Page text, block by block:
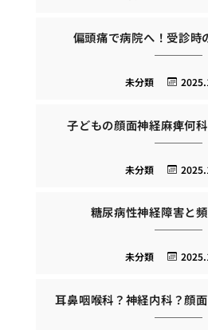
偏頭痛で病院へ！受診時
未分類
子どもの顔面神経麻痺何
未分類
糖尿病性神経障害と
未分類
耳鼻咽喉科？神経内科？顔